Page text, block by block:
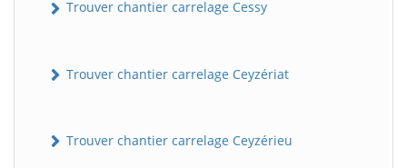
Trouver chantier carrelage Cessy
Trouver chantier carrelage Ceyzériat
Trouver chantier carrelage Ceyzérieu